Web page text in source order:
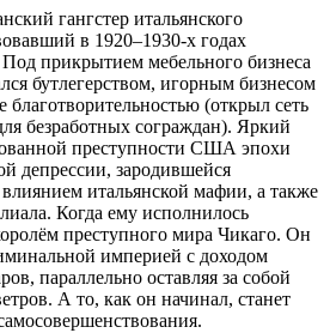
гангстер итальянского
в 1920–1930-х годах
прикрытием мебельного бизнеса
бутлегерством, игорным бизнесом
благотворительностью (открыл сеть
безработных сограждан). Яркий
преступности США эпохи
депрессии, зародившейся
итальянской мафии, а также
Когда ему исполнилось
преступного мира Чикаго. Он
империей с доходом
параллельно оставляя за собой
А то, как он начинал, станет